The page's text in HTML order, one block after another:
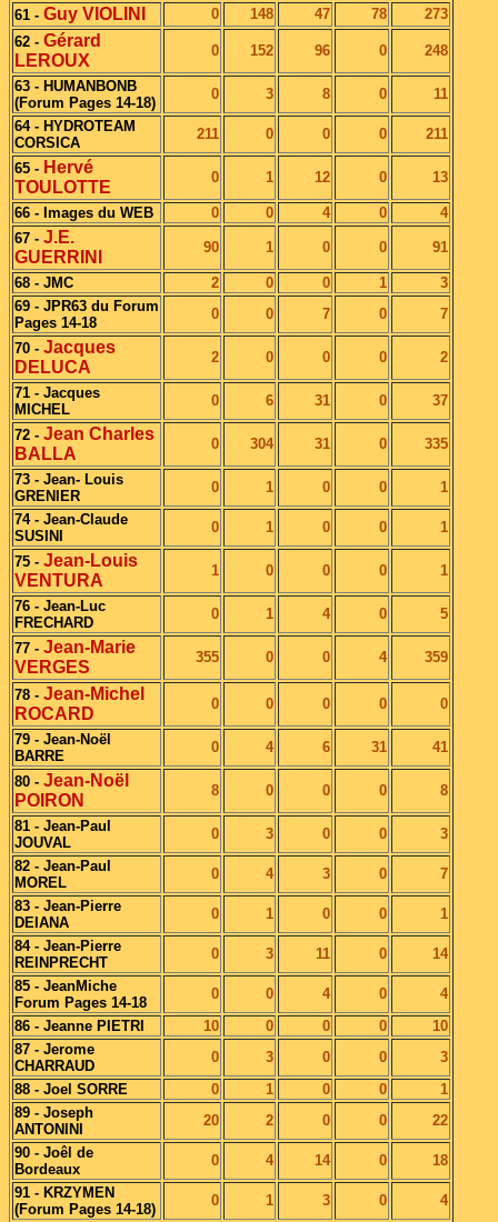
61 - Guy VIOLINI 0 148 47 78
273
62 - Gérard
LEROUX
0 152 96 0 248
63 - HUMANBONB
(Forum Pages 14-18)
0 3 8 0
11
64 - HYDROTEAM
CORSICA
211 0 0 0 211
65 - Hervé
TOULOTTE
0 1 12 0 13
66 - Images du WEB 0 0 4 0
4
67 - J.E.
GUERRINI
90 1 0 0 91
68 - JMC 2 0 0 1
3
69 - JPR63 du Forum
Pages 14-18
0 0 7 0 7
70 - Jacques
DELUCA
2 0 0 0 2
71 - Jacques
MICHEL
0 6 31 0 37
72 - Jean Charles
BALLA
0 304 31 0 335
73 - Jean- Louis
GRENIER
0 1 0 0
1
74 - Jean-Claude
SUSINI
0 1 0 0 1
75 - Jean-Louis
VENTURA
1 0 0 0 1
76 - Jean-Luc
FRECHARD
0 1 4 0 5
77 - Jean-Marie
VERGES
355 0 0 4 359
78 - Jean-Michel
ROCARD
0 0 0 0 0
79 - Jean-Noël
BARRE
0 4 6 31 41
80 - Jean-Noël
POIRON
8 0 0 0 8
81 - Jean-Paul
JOUVAL
0 3 0 0
3
82 - Jean-Paul
MOREL
0 4 3 0
7
83 - Jean-Pierre
DEIANA
0 1 0 0
1
84 - Jean-Pierre
REINPRECHT
0 3 11 0
14
85 - JeanMiche
Forum Pages 14-18
0 0 4 0
4
86 - Jeanne PIETRI
10 0 0 0
10
87 - Jerome
CHARRAUD
0 3 0 0
3
88 - Joel SORRE
0 1 0 0
1
89 - Joseph
ANTONINI
20 2 0 0
22
90 - Joêl de
Bordeaux
0 4 14 0
18
91 - KRZYMEN
(Forum Pages 14-18)
0 1 3 0
4